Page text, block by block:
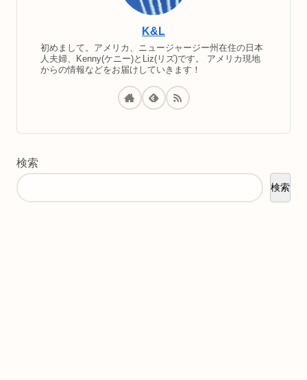
K&L
初めまして。アメリカ、ニュージャージー州在住の日本
人夫婦、Kenny(ケニー)とLiz(リズ)です。 アメリカ現地
からの情報などをお届けしていきます！
検索
検索